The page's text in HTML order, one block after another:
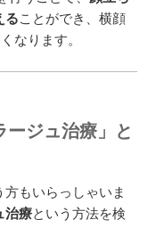
ることができ、横顔
なります。
ジュ治療」と
もいらっしゃいま
治療という方法を検